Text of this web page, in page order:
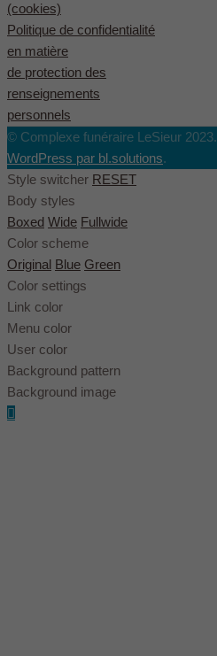
(cookies)
Politique de confidentialité
en matière
de protection des
renseignements
personnels
© Complexe funéraire LeSieur 2023.
WordPress par bl.solutions.
Style switcher RESET
Body styles
Boxed Wide Fullwide
Color scheme
Original Blue Green
Color settings
Link color
Menu color
User color
Background pattern
Background image